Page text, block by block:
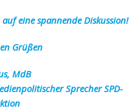
eine spannende Diskussion!
Grüßen
MdB
Sprecher SPD-